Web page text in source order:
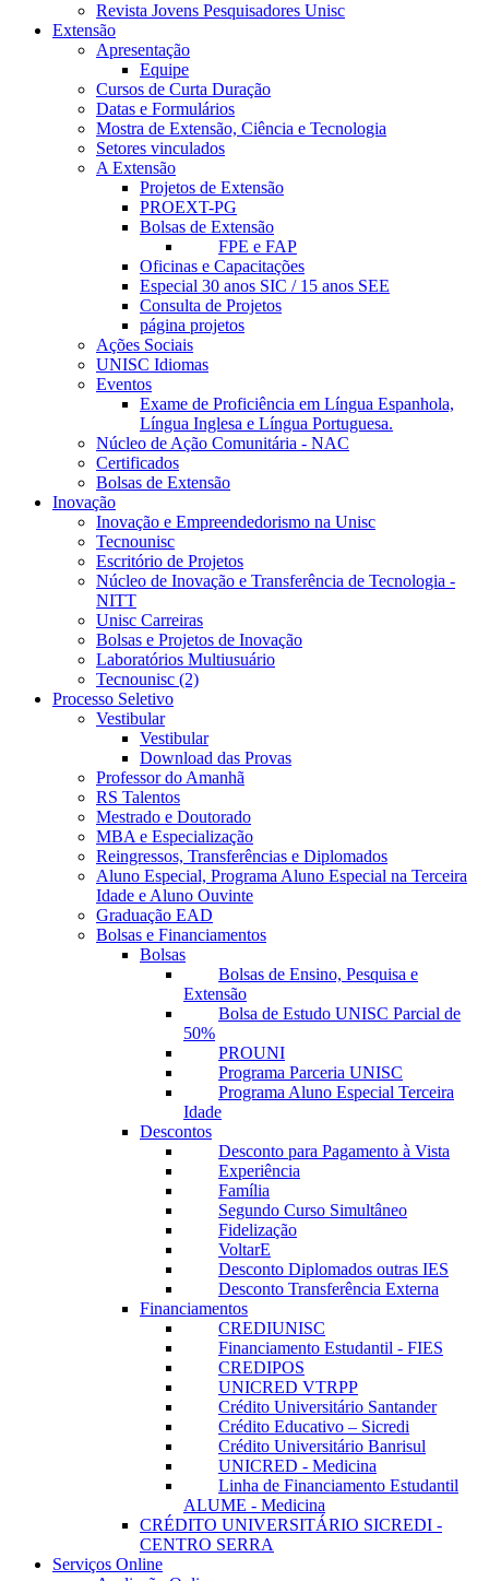
Revista Jovens Pesquisadores Unisc
Extensão
Apresentação
Equipe
Cursos de Curta Duração
Datas e Formulários
Mostra de Extensão, Ciência e Tecnologia
Setores vinculados
A Extensão
Projetos de Extensão
PROEXT-PG
Bolsas de Extensão
FPE e FAP
Oficinas e Capacitações
Especial 30 anos SIC / 15 anos SEE
Consulta de Projetos
página projetos
Ações Sociais
UNISC Idiomas
Eventos
Exame de Proficiência em Língua Espanhola,
Língua Inglesa e Língua Portuguesa.
Núcleo de Ação Comunitária - NAC
Certificados
Bolsas de Extensão
Inovação
Inovação e Empreendedorismo na Unisc
Tecnounisc
Escritório de Projetos
Núcleo de Inovação e Transferência de Tecnologia -
NITT
Unisc Carreiras
Bolsas e Projetos de Inovação
Laboratórios Multiusuário
Tecnounisc (2)
Processo Seletivo
Vestibular
Vestibular
Download das Provas
Professor do Amanhã
RS Talentos
Mestrado e Doutorado
MBA e Especialização
Reingressos, Transferências e Diplomados
Aluno Especial, Programa Aluno Especial na Terceira
Idade e Aluno Ouvinte
Graduação EAD
Bolsas e Financiamentos
Bolsas
Bolsas de Ensino, Pesquisa e
Extensão
Bolsa de Estudo UNISC Parcial de
50%
PROUNI
Programa Parceria UNISC
Programa Aluno Especial Terceira
Idade
Descontos
Desconto para Pagamento à Vista
Experiência
Família
Segundo Curso Simultâneo
Fidelização
VoltarE
Desconto Diplomados outras IES
Desconto Transferência Externa
Financiamentos
CREDIUNISC
Financiamento Estudantil - FIES
CREDIPOS
UNICRED VTRPP
Crédito Universitário Santander
Crédito Educativo – Sicredi
Crédito Universitário Banrisul
UNICRED - Medicina
Linha de Financiamento Estudantil
ALUME - Medicina
CRÉDITO UNIVERSITÁRIO SICREDI -
CENTRO SERRA
Serviços Online